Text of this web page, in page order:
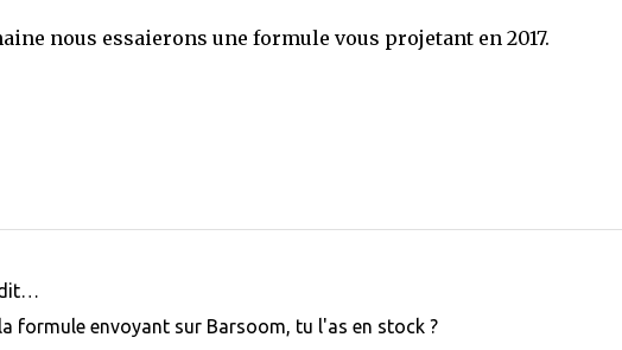
nous essaierons une formule vous projetant en 2017.
formule envoyant sur Barsoom, tu l'as en stock ?